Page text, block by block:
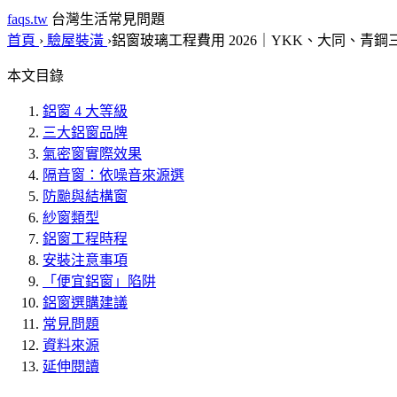
faqs.tw 台灣生活常見問題
首頁 › 驗屋裝潢 ›鋁窗玻璃工程費用 2026｜YKK、大同、青鋼
本文目錄
鋁窗 4 大等級
三大鋁窗品牌
氣密窗實際效果
隔音窗：依噪音來源選
防颱與結構窗
紗窗類型
鋁窗工程時程
安裝注意事項
「便宜鋁窗」陷阱
鋁窗選購建議
常見問題
資料來源
延伸閱讀